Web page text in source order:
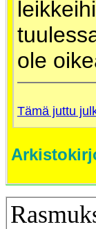
ole
Tämä juttu